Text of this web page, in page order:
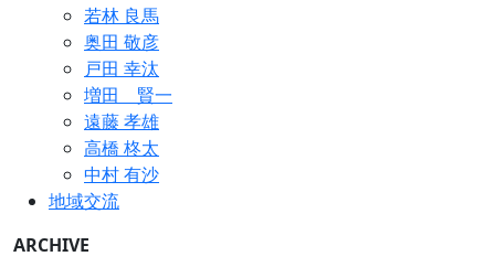
若林 良馬
奥田 敬彦
戸田 幸汰
増田 賢一
遠藤 孝雄
高橋 柊太
中村 有沙
地域交流
ARCHIVE